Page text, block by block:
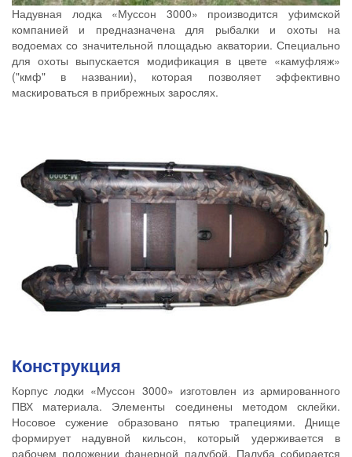
Надувная лодка «Муссон 3000» производится уфимской
компанией и предназначена для рыбалки и охоты на
водоемах со значительной площадью акватории. Специально
для охоты выпускается модификация в цвете «камуфляж»
("кмф" в названии), которая позволяет эффективно
маскироваться в прибрежных зарослях.
Конструкция
Корпус лодки «Муссон 3000» изготовлен из армированного
ПВХ материала. Элементы соединены методом склейки.
Носовое сужение образовано пятью трапециями. Днище
формирует надувной кильсон, который удерживается в
рабочем положении фанерной палубой. Палуба собирается